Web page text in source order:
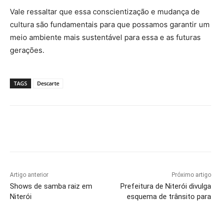
Vale ressaltar que essa conscientização e mudança de
cultura são fundamentais para que possamos garantir um
meio ambiente mais sustentável para essa e as futuras
gerações.
TAGS Descarte
Artigo anterior
Shows de samba raiz em
Niterói
Próximo artigo
Prefeitura de Niterói divulga
esquema de trânsito para